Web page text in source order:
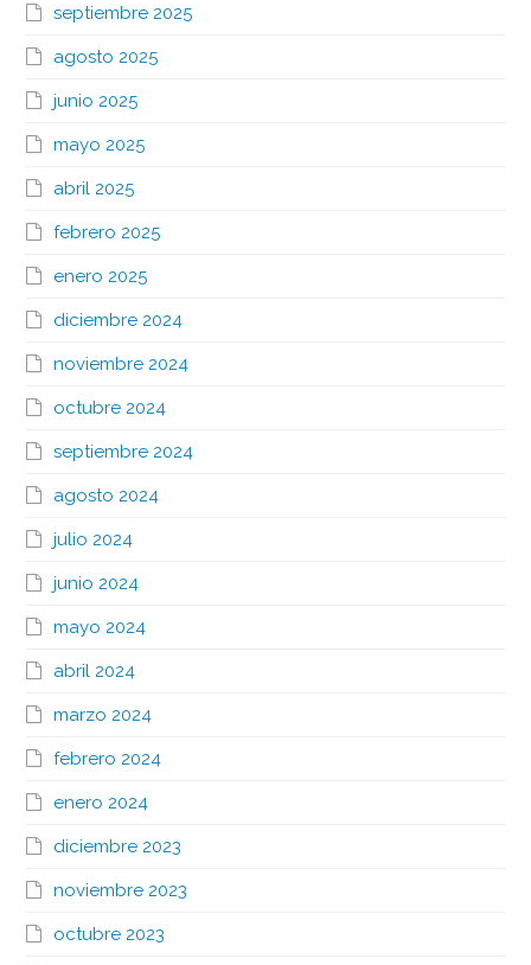
septiembre 2025
agosto 2025
junio 2025
mayo 2025
abril 2025
febrero 2025
enero 2025
diciembre 2024
noviembre 2024
octubre 2024
septiembre 2024
agosto 2024
julio 2024
junio 2024
mayo 2024
abril 2024
marzo 2024
febrero 2024
enero 2024
diciembre 2023
noviembre 2023
octubre 2023